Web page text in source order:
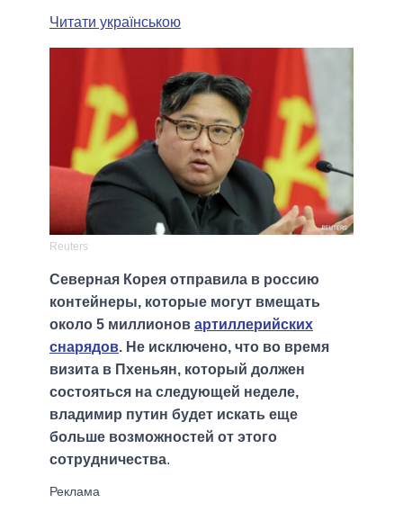
Читати українською
Reuters
Северная Корея отправила в россию
контейнеры, которые могут вмещать
около 5 миллионов артиллерийских
снарядов. Не исключено, что во время
визита в Пхеньян, который должен
состояться на следующей неделе,
владимир путин будет искать еще
больше возможностей от этого
сотрудничества.